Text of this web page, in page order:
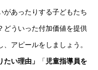
があったりする子どもたち
どういった付加価値を提供
アピールをしましょう。
たい理由」 「 児童指導員を